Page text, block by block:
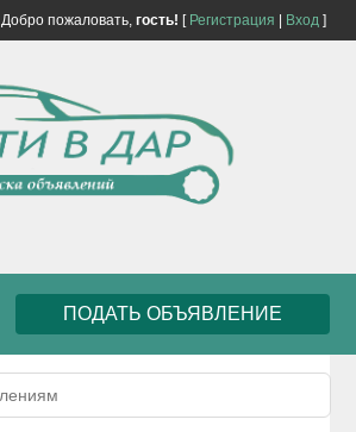
Добро пожаловать, гость! [ Регистрация Вход]
ПОДАТЬ ОБЪЯВЛЕНИЕ